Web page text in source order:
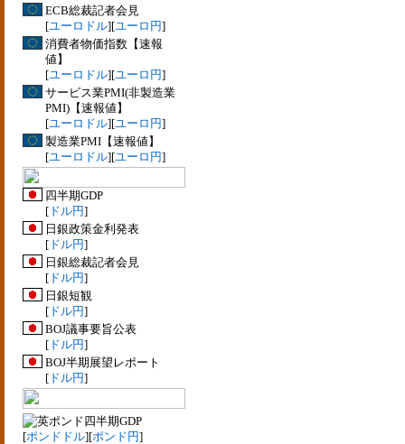
ECB総裁記者会見
[ユーロドル][ユーロ円]
消費者物価指数【速報
値】
[ユーロドル][ユーロ円]
サービス業PMI(非製造業
PMI)【速報値】
[ユーロドル][ユーロ円]
製造業PMI【速報値】
[ユーロドル][ユーロ円]
四半期GDP
[ ドル円]
日銀政策金利発表
[ ドル円]
日銀総裁記者会見
[ ドル円]
日銀短観
[ ドル円]
BOJ議事要旨公表
[ ドル円]
BOJ半期展望レポート
[ ドル円]
四半期GDP
[ポンドドル][ポンド円]